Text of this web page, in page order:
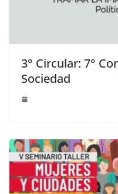
3° Circular: 7°
Sociedad